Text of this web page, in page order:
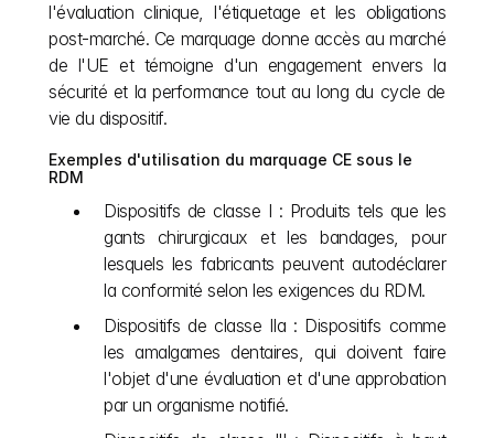
l'évaluation clinique, l'étiquetage et les obligations
post-marché. Ce marquage donne accès au marché
de l'UE et témoigne d'un engagement envers la
sécurité et la performance tout au long du cycle de
vie du dispositif.
Exemples d'utilisation du marquage CE sous le
RDM
Dispositifs de classe I : Produits tels que les
gants chirurgicaux et les bandages, pour
lesquels les fabricants peuvent autodéclarer
la conformité selon les exigences du RDM.
Dispositifs de classe IIa : Dispositifs comme
les amalgames dentaires, qui doivent faire
l'objet d'une évaluation et d'une approbation
par un organisme notifié.